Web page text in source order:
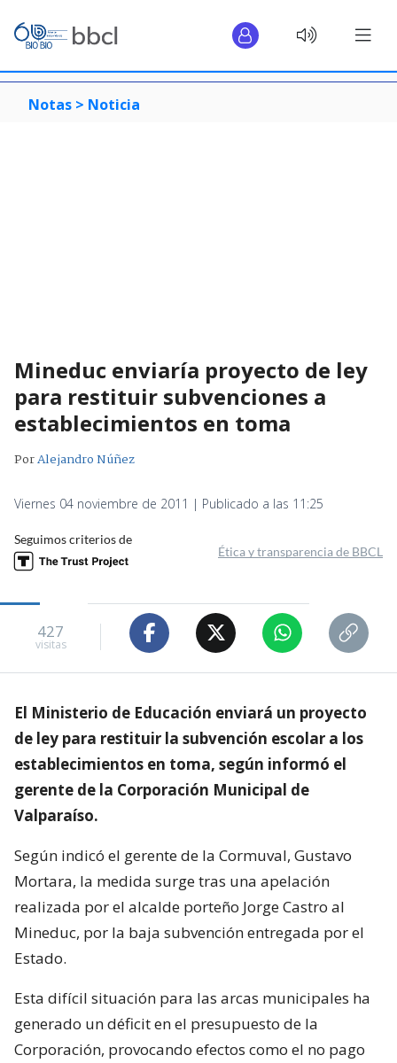
Notas > Noticia
Mineduc enviaría proyecto de ley
para restituir subvenciones a
establecimientos en toma
PorAlejandro Núñez
Viernes 04 noviembre de 2011 | Publicado a las 11:25
Seguimos criterios de
Ética y transparencia de BBCL
427
visitas
El Ministerio de Educación enviará un proyecto
de ley para restituir la subvención escolar a los
establecimientos en toma, según informó el
gerente de la Corporación Municipal de
Valparaíso.
Según indicó el gerente de la Cormuval, Gustavo
Mortara, la medida surge tras una apelación
realizada por el alcalde porteño Jorge Castro al
Mineduc, por la baja subvención entregada por el
Estado.
Esta difícil situación para las arcas municipales ha
generado un déficit en el presupuesto de la
Corporación, provocando efectos como el no pago